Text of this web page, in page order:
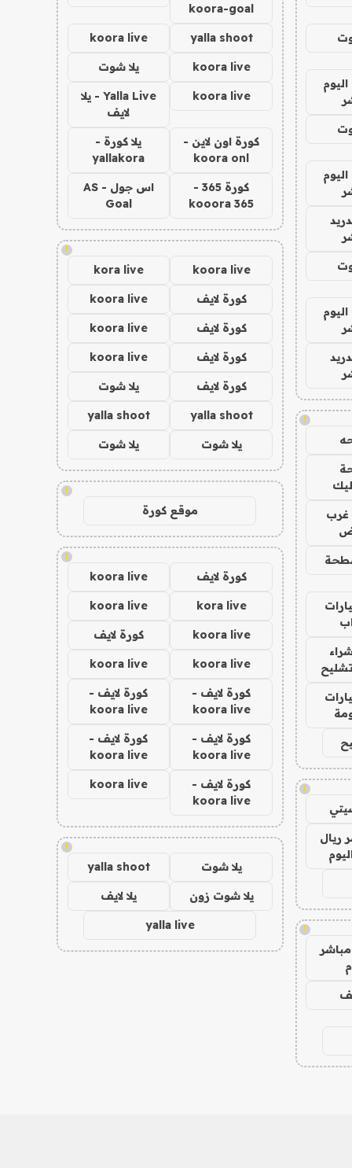
!
!
ريال
!
koora-goal
yalla shoot
koora live
koora live يلا شوت
koora live
Yalla Live - يلا
لايف
كورة اون لاين -
koora onl
يلا كورة -
yallakora
كورة 365 -
kooora 365
اس جول - AS
Goal
!
koora live
kora live
كورة لايف koora live
كورة لايف koora live
كورة لايف koora live
كورة لايف يلا شوت
yalla shoot
yalla shoot
يلا شوت يلا شوت
!
موقع كورة
!
كورة لايف koora live
kora live
koora live
koora live كورة لايف
koora live
koora live
كورة لايف -
koora live
كورة لايف -
koora live
كورة لايف -
koora live
كورة لايف -
koora live
كورة لايف -
koora live
koora live
!
يلا شوت yalla shoot
يلا شوت زون يلا لايف
yalla live